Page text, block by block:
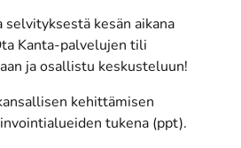
kesän aikana
Kanta-palvelujen tili
uuteen ikkunaan)
ja osallistu keskusteluun!
kehittämisen
tukena (ppt).